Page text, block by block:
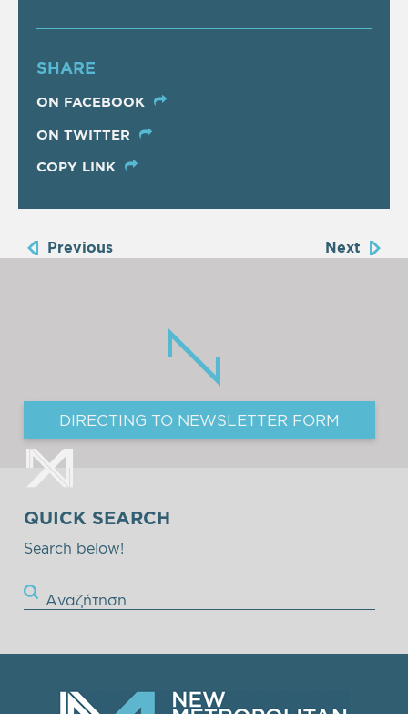
SHARE
ON FACEBOOK
ON TWITTER
COPY LINK
Previous Next
DIRECTING TO NEWSLETTER FORM
QUICK SEARCH
Search below!
Αναζήτηση